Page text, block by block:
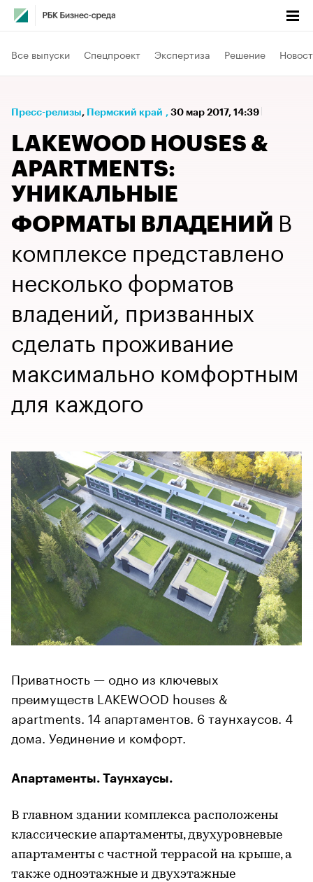
Все выпуски Спецпроект Экспертиза Решение
Пресс-релизы⁠, Пермский край , 30 мар 2017, 14:39
LAKEWOOD HOUSES &
APARTMENTS:
УНИКАЛЬНЫЕ
ФОРМАТЫ ВЛАДЕНИЙ В
комплексе представлено
несколько форматов
владений, призванных
сделать проживание
максимально комфортным
для каждого
Приватность — одно из ключевых
преимуществ LAKEWOOD houses &
apartments. 14 апартаментов. 6 таунхаусов. 4
дома. Уединение и комфорт.
Апартаменты. Таунхаусы.
В главном здании комплекса расположены
классические апартаменты, двухуровневые
апартаменты с частной террасой на крыше, а
также одноэтажные и двухэтажные